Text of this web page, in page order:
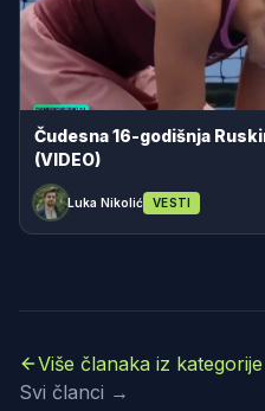
Čudesna 16-godišnja
(VIDEO)
Luka Nikolić VESTI
Više članaka iz
Svi članci →